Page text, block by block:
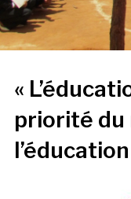
«
priorité du
l’éducation